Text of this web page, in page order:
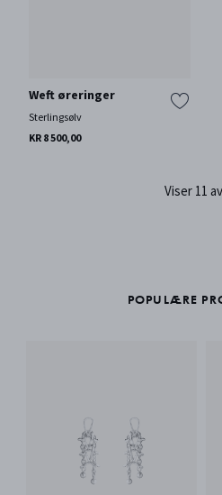
Weft øreringer
Sterlingsølv
KR 8 500,00
Viser 11
POPULÆRE